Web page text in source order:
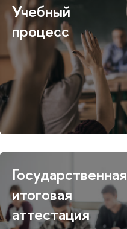
Учебный
процесс
Государственная
итоговая
аттестация